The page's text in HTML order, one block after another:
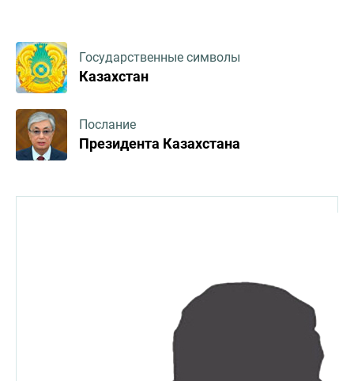
Государственные символы
Казахстан
Послание
Президента Казахстана